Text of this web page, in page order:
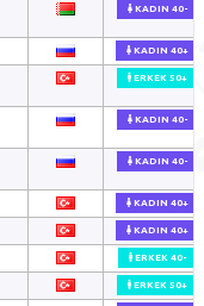
KADIN 40-
KADIN 40+
ERKEK 50+
KADIN 40-
KADIN 40-
KADIN 40+
KADIN 40+
ERKEK 40-
ERKEK 50+